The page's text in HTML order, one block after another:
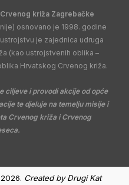
križa Zagrebačke
osnovano je 1998. godine
je zajednica udruga
(kao ustrojstvenih oblika –
Hrvatskog Crvenog križa.
ciljeve i provodi akcije od opće
te djeluje na temelju misije i
Crvenog križa i Crvenog
Created byDrugi Kat